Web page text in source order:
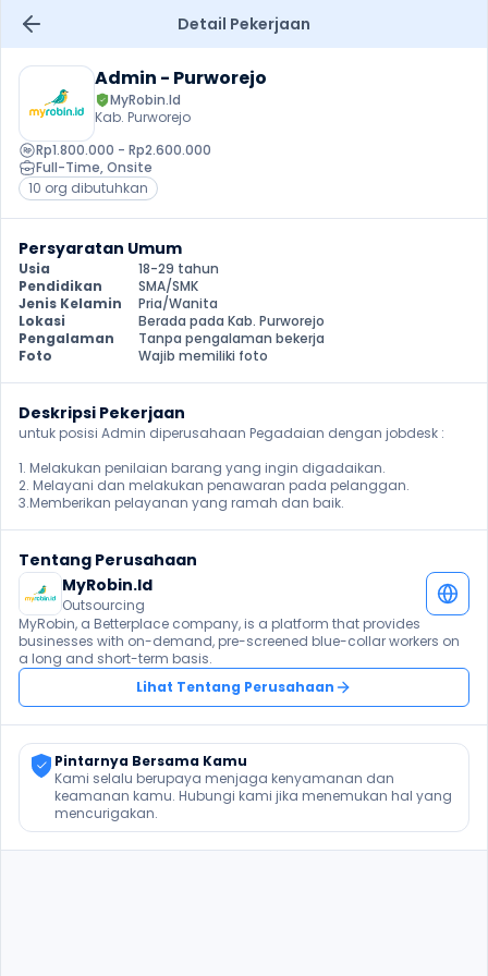
Detail Pekerjaan
Admin - Purworejo
MyRobin.Id
Kab. Purworejo
Rp1.800.000 - Rp2.600.000
Full-Time, Onsite
10 org dibutuhkan
Persyaratan Umum
Usia
18-29 tahun
Pendidikan
SMA/SMK
Jenis Kelamin
Pria/Wanita
Lokasi
Berada pada Kab. Purworejo
Pengalaman
Tanpa pengalaman bekerja
Foto
Wajib memiliki foto
Deskripsi Pekerjaan
untuk posisi Admin diperusahaan Pegadaian dengan jobdesk :
1. Melakukan penilaian barang yang ingin digadaikan.
2. Melayani dan melakukan penawaran pada pelanggan.
3.Memberikan pelayanan yang ramah dan baik.
Tentang Perusahaan
MyRobin.Id
Outsourcing
MyRobin, a Betterplace company, is a platform that provides
businesses with on-demand, pre-screened blue-collar workers on
a long and short-term basis.
Lihat Tentang Perusahaan
Pintarnya Bersama Kamu
Kami selalu berupaya menjaga kenyamanan dan
keamanan kamu. Hubungi kami jika menemukan hal yang
mencurigakan.